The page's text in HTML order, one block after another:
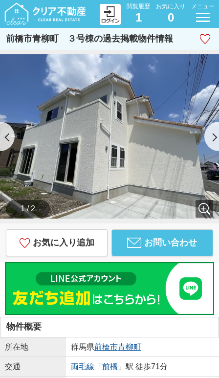
閲覧履歴
1
お気に入り
0
メニュー
前橋市青柳町 ３号棟の過去掲載物件情報
1 / 2
お気に入り追加 お問い合わせ
物件概要
所在地 群馬県前橋市青柳町
交通 両毛線 「 前橋 」駅 徒歩71分